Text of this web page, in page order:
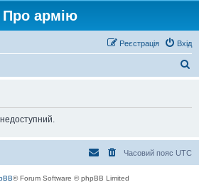
Про армію
Вхід
Реєстрація
Часовий пояс UTC
® Forum Software © phpBB Limited